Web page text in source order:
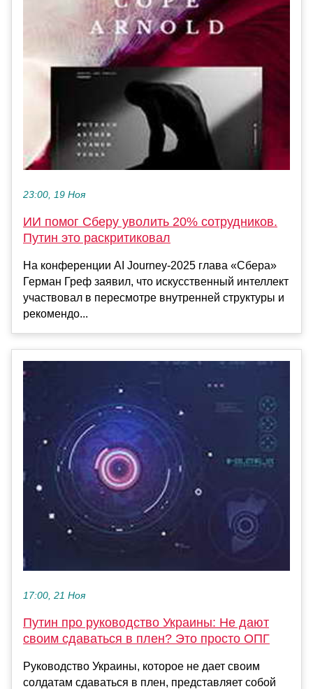
23:00, 19 Ноя
ИИ помог Сберу уволить 20% сотрудников.
Путин это раскритиковал
На конференции AI Journey-2025 глава «Сбера»
Герман Греф заявил, что искусственный интеллект
участвовал в пересмотре внутренней структуры и
рекомендо...
17:00, 21 Ноя
Путин про руководство Украины: Не дают
своим сдаваться в плен? Это просто ОПГ
Руководство Украины, которое не дает своим
солдатам сдаваться в плен, представляет собой